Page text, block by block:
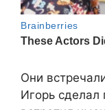
Они
Игорь сделал